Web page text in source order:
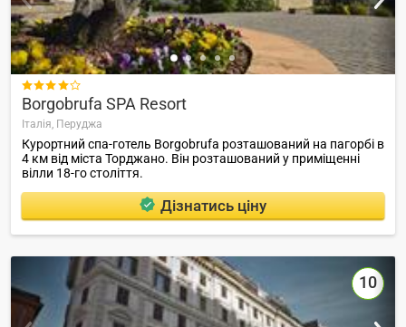

Borgobrufa SPA Resort
Італія, Перуджа
Курортний спа-готель Borgobrufa розташований на пагорбі в
4 км від міста Торджано. Він розташований у приміщенні
вілли 18-го століття.
Дізнатись ціну
10